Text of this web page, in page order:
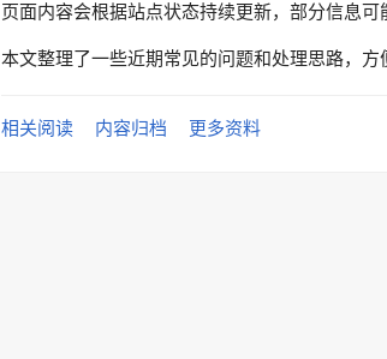
页面内容会根据站点状态持续更新，部分信息可
本文整理了一些近期常见的问题和处理思路，方
相关阅读 内容归档 更多资料